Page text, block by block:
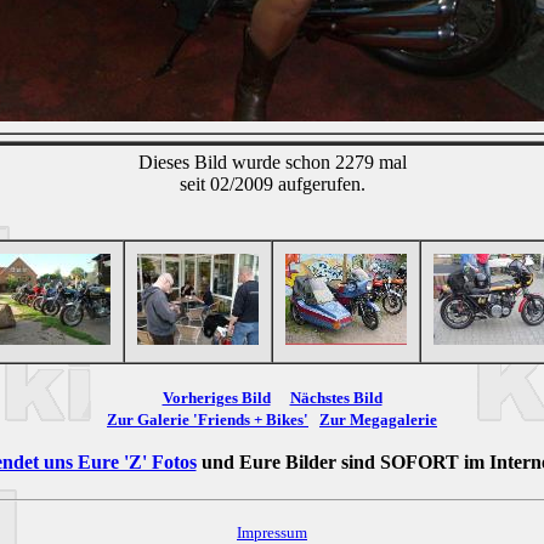
Dieses Bild wurde schon 2279 mal
seit 02/2009 aufgerufen.
Vorheriges Bild
Nächstes Bild
Zur Galerie 'Friends + Bikes'
Zur Megagalerie
uns Eure 'Z' Fotosund Eure Bilder sind SOFORTim
Impressum